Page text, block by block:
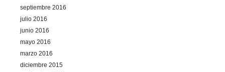
septiembre 2016
julio 2016
junio 2016
mayo 2016
marzo 2016
diciembre 2015